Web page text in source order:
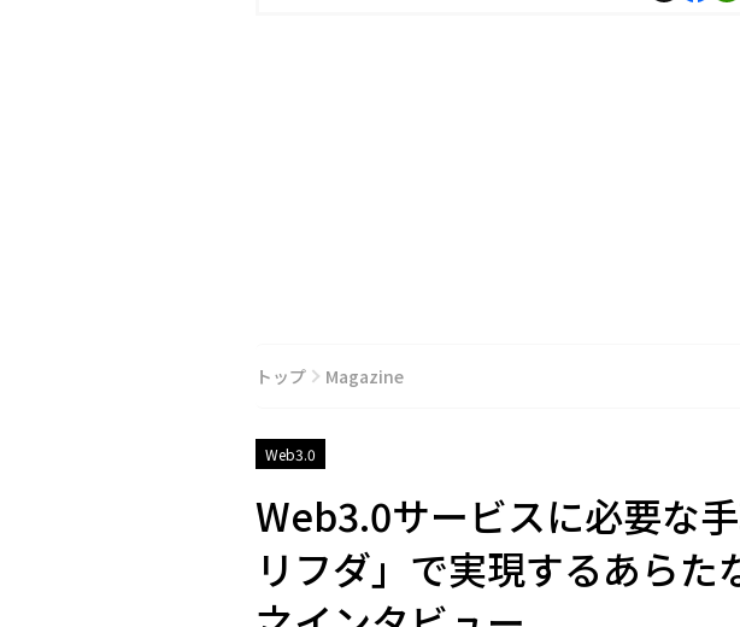
トップ Magazine
Web3.0
Web3.0サービスに必要な
リフダ」で実現するあらた